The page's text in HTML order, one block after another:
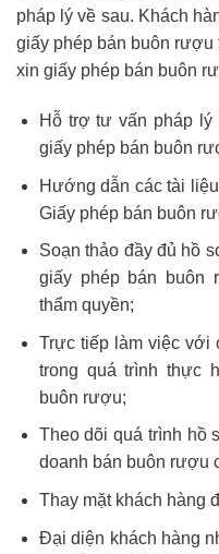
pháp lý về sau. Khách
giấy phép bán buôn
xin giấy phép bán buôn
Hỗ trợ tư vấn pháp
giấy phép bán buôn
Hướng dẫn các tài
Giấy phép bán buôn
Soạn thảo đầy đủ hồ
giấy phép bán
thẩm quyền;
Trực tiếp làm việc với
trong quá trình thực
buôn rượu;
Theo dõi quá trình hồ
doanh bán buôn rượu
Thay mặt khách hàng
Đại diện khách hàng